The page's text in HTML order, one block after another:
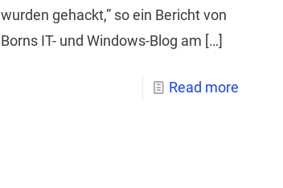
wurden gehackt,” so ein Bericht von
Borns IT- und Windows-Blog am […]
Read more